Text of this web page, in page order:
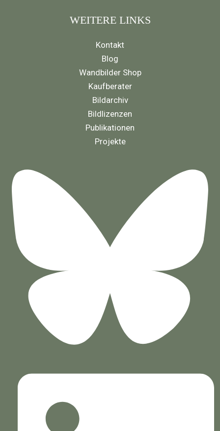
WEITERE LINKS
Kontakt
Blog
Wandbilder Shop
Kaufberater
Bildarchiv
Bildlizenzen
Publikationen
Projekte